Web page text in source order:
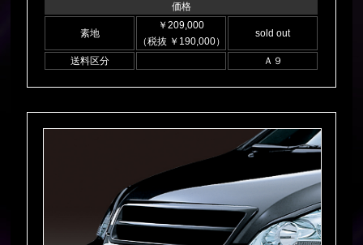
価格
素地
￥209,000
（税抜 ￥190,000）
sold out
送料区分 Ａ９